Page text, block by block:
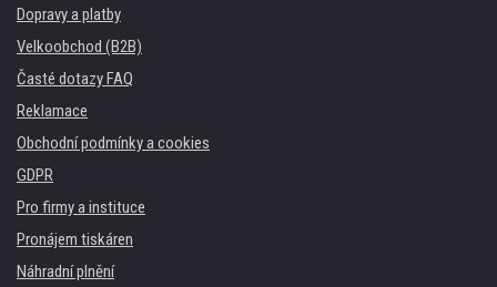
Dopravy a platby
Velkoobchod (B2B)
Časté dotazy FAQ
Reklamace
Obchodní podmínky a cookies
GDPR
Pro firmy a instituce
Pronájem tiskáren
Náhradní plnění